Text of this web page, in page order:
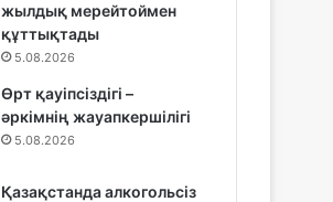
жылдық мерейтоймен
құттықтады
5.08.2026
Өрт қауіпсіздігі –
әркімнің жауапкершілігі
5.08.2026
Қазақстанда алкогольсіз